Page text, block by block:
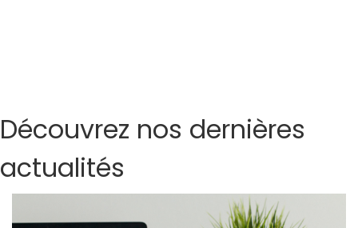
Découvrez nos dernières
actualités